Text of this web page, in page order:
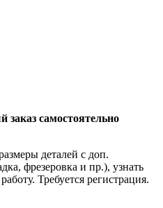
самостоятельно
деталей с доп.
фрезеровка и пр.), узнать
Требуется регистрация.